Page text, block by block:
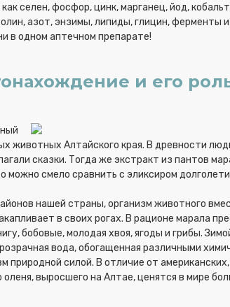
селен, фосфор, цинк, марганец, йод,
азот, энзимы, липиды, глицин, ферменты
в одном аптечном препарате!
и его
животных Алтайского края. В древности
сказки. Тогда же экстракт из пантов
можно смело сравнить с эликсиром
нашей страны, организм животного
в своих рогах. В рационе марала
бобовые, молодая хвоя, ягоды и грибы.
вода, обогащенная различными
природной силой. В отличие от
выросшего на Алтае, ценятся в мире